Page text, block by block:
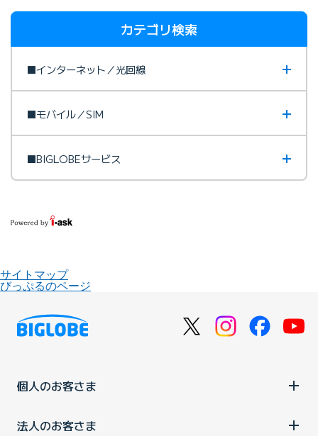
カテゴリ検索
■インターネット／光回線
■モバイル／SIM
■BIGLOBEサービス
サイトマップ
びっぷるのページ
個人のお客さま
法人のお客さま